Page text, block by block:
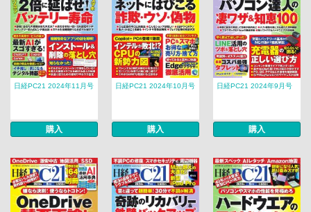
日経PC21 2024年11月号
購入
日経PC21 2024年10月号
購入
日経PC21 2024年9月号
購入